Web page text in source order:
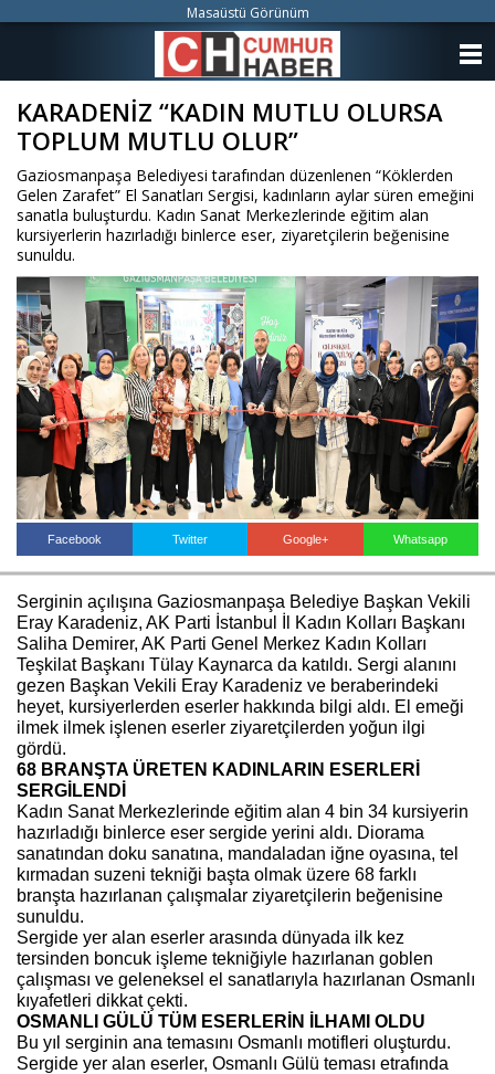
KARADENİZ “KADIN MUTLU OLURSA
TOPLUM MUTLU OLUR”
Gaziosmanpaşa Belediyesi tarafından düzenlenen “Köklerden
Gelen Zarafet” El Sanatları Sergisi, kadınların aylar süren emeğini
sanatla buluşturdu. Kadın Sanat Merkezlerinde eğitim alan
kursiyerlerin hazırladığı binlerce eser, ziyaretçilerin beğenisine
sunuldu.
Facebook Twitter Google+ Whatsapp
Serginin açılışına Gaziosmanpaşa Belediye Başkan Vekili
Eray Karadeniz, AK Parti İstanbul İl Kadın Kolları Başkanı
Saliha Demirer, AK Parti Genel Merkez Kadın Kolları
Teşkilat Başkanı Tülay Kaynarca da katıldı. Sergi alanını
gezen Başkan Vekili Eray Karadeniz ve beraberindeki
heyet, kursiyerlerden eserler hakkında bilgi aldı. El emeği
ilmek ilmek işlenen eserler ziyaretçilerden yoğun ilgi
gördü.
68 BRANŞTA ÜRETEN KADINLARIN ESERLERİ
SERGİLENDİ
Kadın Sanat Merkezlerinde eğitim alan 4 bin 34 kursiyerin
hazırladığı binlerce eser sergide yerini aldı. Diorama
sanatından doku sanatına, mandaladan iğne oyasına, tel
kırmadan suzeni tekniği başta olmak üzere 68 farklı
branşta hazırlanan çalışmalar ziyaretçilerin beğenisine
sunuldu.
Sergide yer alan eserler arasında dünyada ilk kez
tersinden boncuk işleme tekniğiyle hazırlanan goblen
çalışması ve geleneksel el sanatlarıyla hazırlanan Osmanlı
kıyafetleri dikkat çekti.
OSMANLI GÜLÜ TÜM ESERLERİN İLHAMI OLDU
Bu yıl serginin ana temasını Osmanlı motifleri oluşturdu.
Sergide yer alan eserler, Osmanlı Gülü teması etrafında
Masaüstü Görünüm
KATEGORİLER
ANKETLER
VİDEO GALERİ
KÜNYE
İLETİŞİM
Haberin Doğru Adresi.